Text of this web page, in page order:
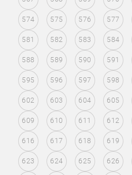
574 575 576 577
581 582 583 584
588 589 590 591
595 596 597 598
602 603 604 605
609 610 611 612
616 617 618 619
623 624 625 626